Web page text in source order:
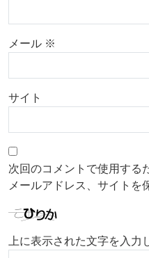
メール ※
サイト
次回のコメントで使用する
メールアドレス、サイトを
上に表示された文字を入力